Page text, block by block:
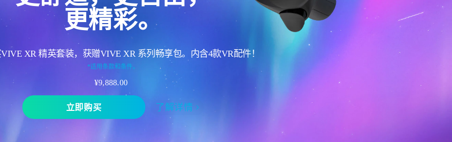
更精彩。
XR 精英套装，获赠VIVE XR 系列畅享包。内含4款VR配件！
*适用条款和条件。
¥9,888.00
立即购买 了解详情